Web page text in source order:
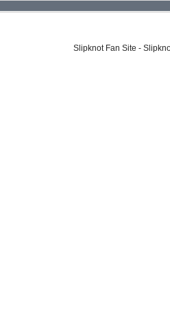
Slipknot Fan Site -